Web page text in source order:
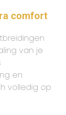
comfort
van je
en
volledig op